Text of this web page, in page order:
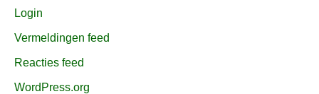
Login
Vermeldingen feed
Reacties feed
WordPress.org